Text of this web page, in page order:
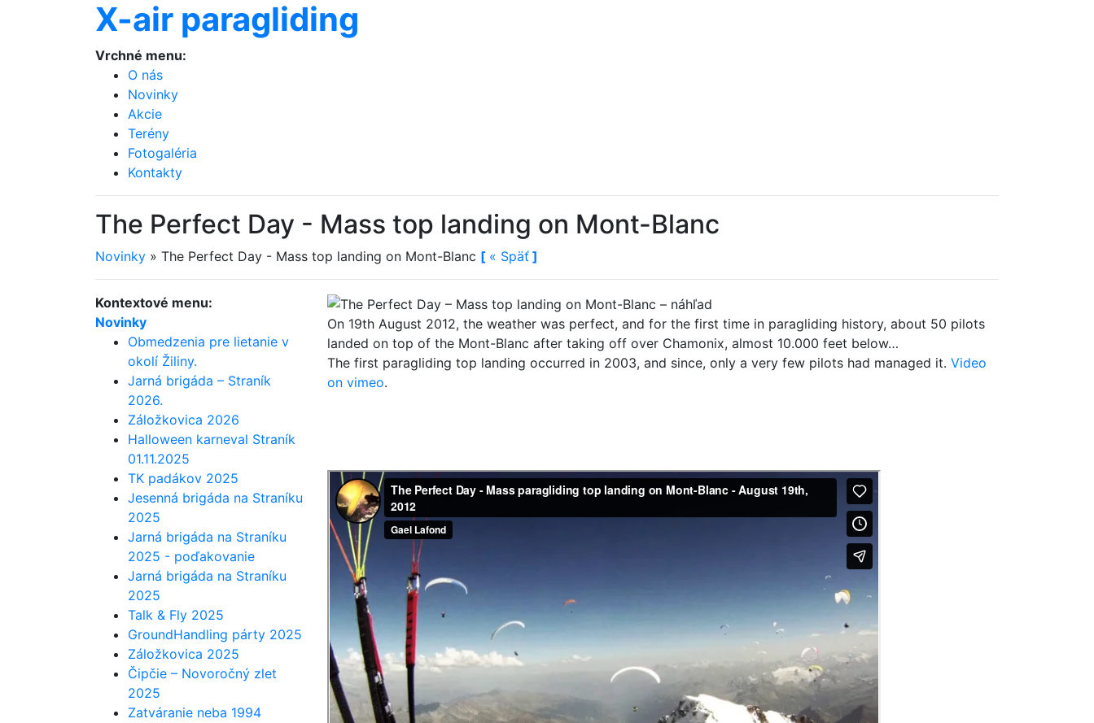
X-air paragliding
Vrchné menu:
O nás
Novinky
Akcie
Terény
Fotogaléria
Kontakty
The Perfect Day - Mass top landing on Mont-Blanc
Novinky » The Perfect Day - Mass top landing on Mont-Blanc [ « Späť ]
On 19th August 2012, the weather was perfect, and for the first time in paragliding history, about 50 pilots
landed on top of the Mont-Blanc after taking off over Chamonix, almost 10.000 feet below…
The first paragliding top landing occurred in 2003, and since, only a very few pilots had managed it. Video
on vimeo.
Kontextové menu:
Novinky
Obmedzenia pre lietanie v
okolí Žiliny.
Jarná brigáda – Straník
2026.
Záložkovica 2026
Halloween karneval Straník
01.11.2025
TK padákov 2025
Jesenná brigáda na Straníku
2025
Jarná brigáda na Straníku
2025 - poďakovanie
Jarná brigáda na Straníku
2025
Talk & Fly 2025
GroundHandling párty 2025
Záložkovica 2025
Čipčie – Novoročný zlet
2025
Zatváranie neba 1994